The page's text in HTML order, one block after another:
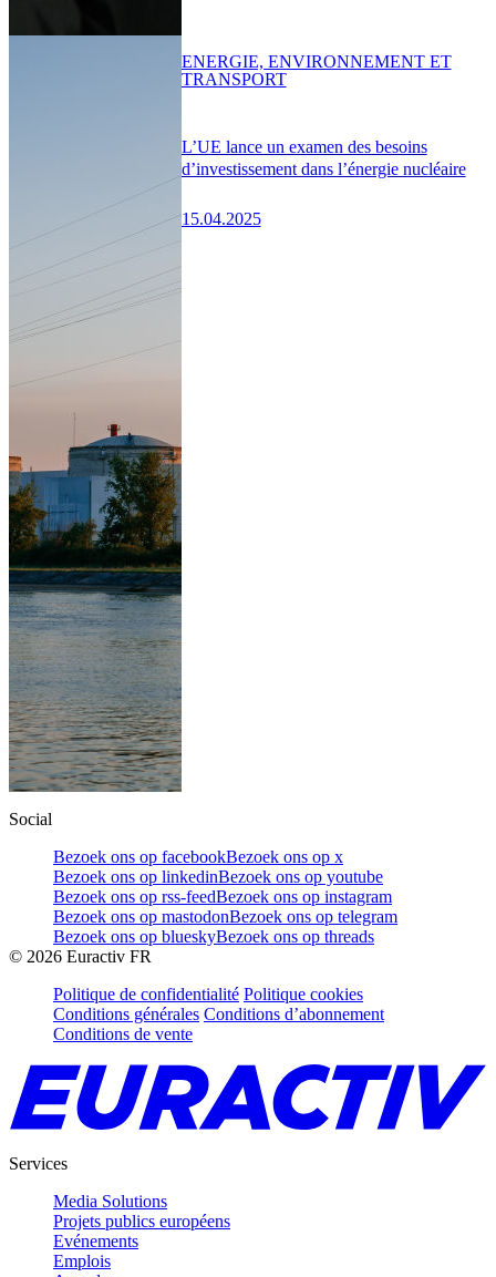
L’UE lance un examen des besoins
d’investissement dans l’énergie nucléaire
15.04.2025
ENERGIE, ENVIRONNEMENT ET
TRANSPORT
Social
Bezoek ons op facebookBezoek ons op x
Bezoek ons op linkedinBezoek ons op youtube
Bezoek ons op rss-feedBezoek ons op instagram
Bezoek ons op mastodonBezoek ons op telegram
Bezoek ons op blueskyBezoek ons op threads
© 2026 Euractiv FR
Politique de confidentialité Politique cookies
Conditions générales Conditions d’abonnement
Conditions de vente
Services
Media Solutions
Projets publics européens
Evénements
Emplois